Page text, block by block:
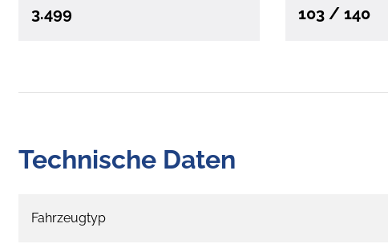
3.499 103 / 140
Technische Daten
Fahrzeugtyp